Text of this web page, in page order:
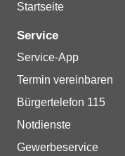
Service
Service-App
Termin vereinbaren
Bürgertelefon 115
Notdienste
Gewerbeservice